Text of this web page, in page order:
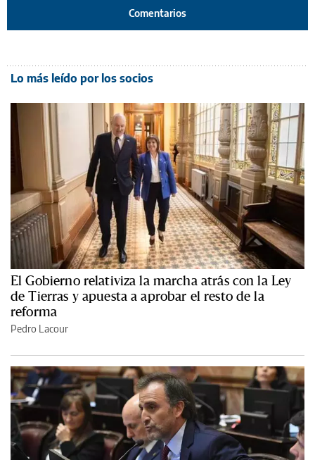
Comentarios
Lo más leído por los socios
El Gobierno relativiza la marcha atrás con la Ley
de Tierras y apuesta a aprobar el resto de la
reforma
Pedro Lacour